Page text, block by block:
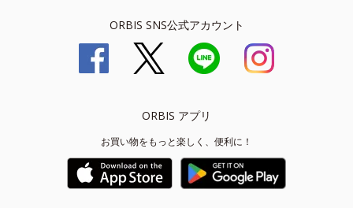
ORBIS SNS公式アカウント
ORBIS アプリ
お買い物をもっと楽しく、便利に！